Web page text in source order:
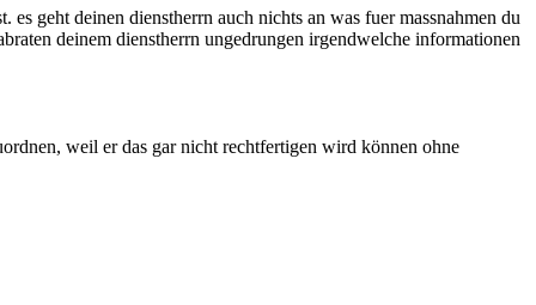
geht deinen dienstherrn auch nichts an was fuer massnahmen du
deinem dienstherrn ungedrungen irgendwelche informationen
weil er das gar nicht rechtfertigen wird können ohne